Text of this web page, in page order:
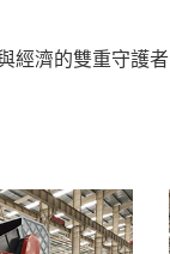
經濟的雙重守護者